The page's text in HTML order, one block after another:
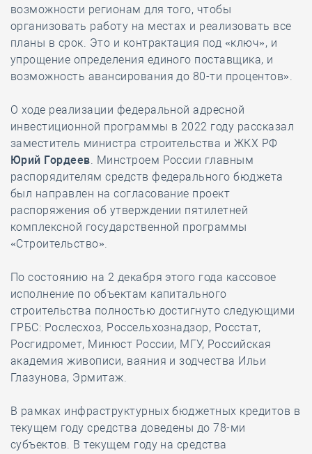
возможности регионам для того, чтобы
организовать работу на местах и реализовать все
планы в срок. Это и контрактация под «ключ», и
упрощение определения единого поставщика, и
возможность авансирования до 80-ти процентов».
О ходе реализации федеральной адресной
инвестиционной программы в 2022 году рассказал
заместитель министра строительства и ЖКХ РФ
Юрий Гордеев. Минстроем России главным
распорядителям средств федерального бюджета
был направлен на согласование проект
распоряжения об утверждении пятилетней
комплексной государственной программы
«Строительство».
По состоянию на 2 декабря этого года кассовое
исполнение по объектам капитального
строительства полностью достигнуто следующими
ГРБС: Рослесхоз, Россельхознадзор, Росстат,
Росгидромет, Минюст России, МГУ, Российская
академия живописи, ваяния и зодчества Ильи
Глазунова, Эрмитаж.
В рамках инфраструктурных бюджетных кредитов в
текущем году средства доведены до 78-ми
субъектов. В текущем году на средства